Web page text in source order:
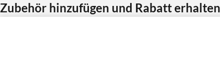
Zubehör hinzufügen und Rabatt erhalten